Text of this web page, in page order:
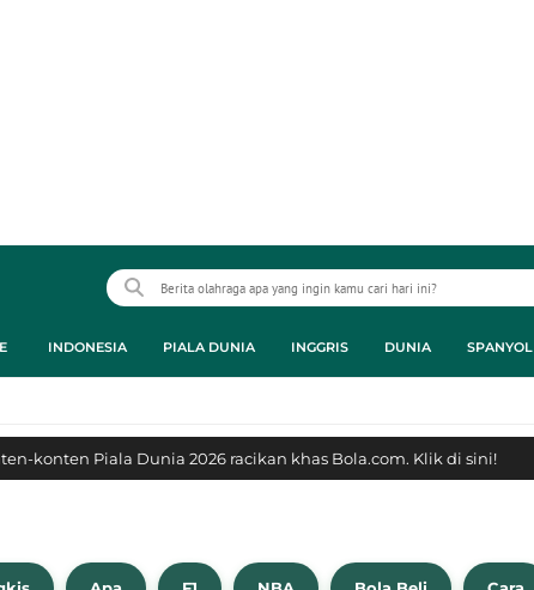
INDONESIA PIALA DUNIA INGGRIS DUNIA SPANYOL
konten Piala Dunia 2026 racikan khas Bola.com. Klik di sini!